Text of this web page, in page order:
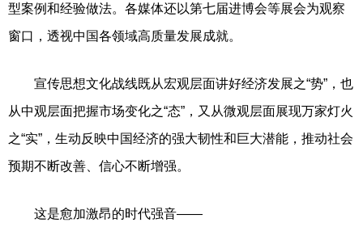
型案例和经验做法。各媒体还以第七届进博会等展会为观察
窗口，透视中国各领域高质量发展成就。
宣传思想文化战线既从宏观层面讲好经济发展之“势”，也
从中观层面把握市场变化之“态”，又从微观层面展现万家灯火
之“实”，生动反映中国经济的强大韧性和巨大潜能，推动社会
预期不断改善、信心不断增强。
这是愈加激昂的时代强音——